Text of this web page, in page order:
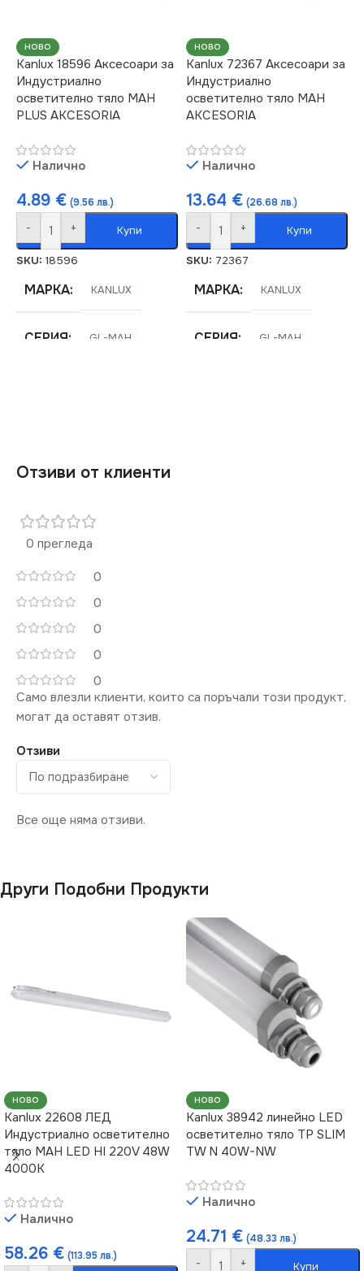
НОВО
Kanlux 18596 Аксесоари за
Индустриално
осветително тяло MAH
PLUS AKCESORIA
Налично
4.89 € (9.56 лв.)
- + Купи
SKU: 18596
МАРКА KANLUX
СЕРИЯ GL-MAH
НОВО
Kanlux 72367 Аксесоари за
Индустриално
осветително тяло MAH
AKCESORIA
Налично
13.64 € (26.68 лв.)
- + Купи
SKU: 72367
МАРКА KANLUX
СЕРИЯ GL-MAH
Отзиви от клиенти
0 прегледа
0
0
0
0
0
Отзиви
Все още няма отзиви.
Само влезли клиенти, които са поръчали този продукт,
могат да оставят отзив.
Други Подобни Продукти
НОВО
Kanlux 22608 ЛЕД
Индустриално осветително
тяло MAH LED HI 220V 48W
4000K
Налично
58.26 € (113.95 лв.)
НОВО
Kanlux 38942 линейно LED
осветително тяло TP SLIM
TW N 40W-NW
Налично
24.71 € (48.33 лв.)
- + Купи